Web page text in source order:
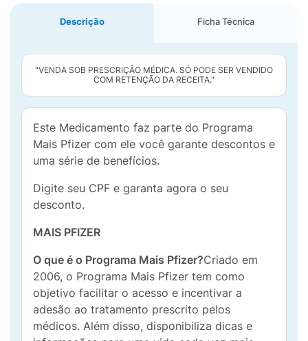
Descrição Ficha Técnica
"VENDA SOB PRESCRIÇÃO MÉDICA. SÓ PODE SER VENDIDO
COM RETENÇÃO DA RECEITA."
Este Medicamento faz parte do Programa
Mais Pfizer com ele você garante descontos e
uma série de benefícios.
Digite seu CPF e garanta agora o seu
desconto.
MAIS PFIZER
O que é o Programa Mais Pfizer?Criado em
2006, o Programa Mais Pfizer tem como
objetivo facilitar o acesso e incentivar a
adesão ao tratamento prescrito pelos
médicos. Além disso, disponibiliza dicas e